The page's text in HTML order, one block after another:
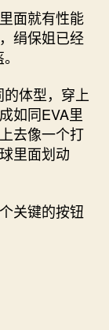
面就有性能
绢保姐已经
体型，穿上
如同EVA里
去像一个打
里面划动
关键的按钮